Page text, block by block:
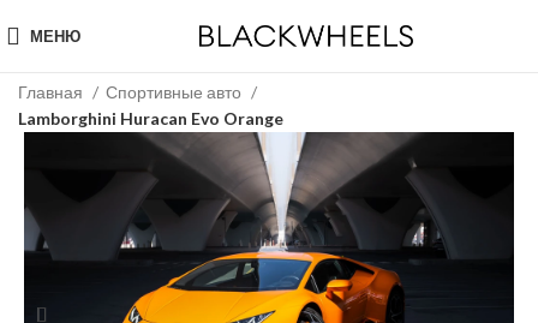
МЕНЮ
Главная
Спортивные авто
Lamborghini Huracan Evo Orange